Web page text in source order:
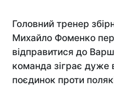
Головний тренер
Михайло Фоменко
відправитися до
команда зіграє дуже
поєдинок проти